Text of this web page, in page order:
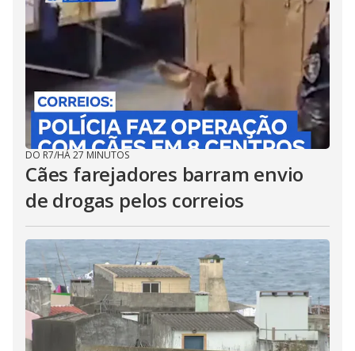
DO R7/HÁ 27 MINUTOS
Cães farejadores barram envio
de drogas pelos correios